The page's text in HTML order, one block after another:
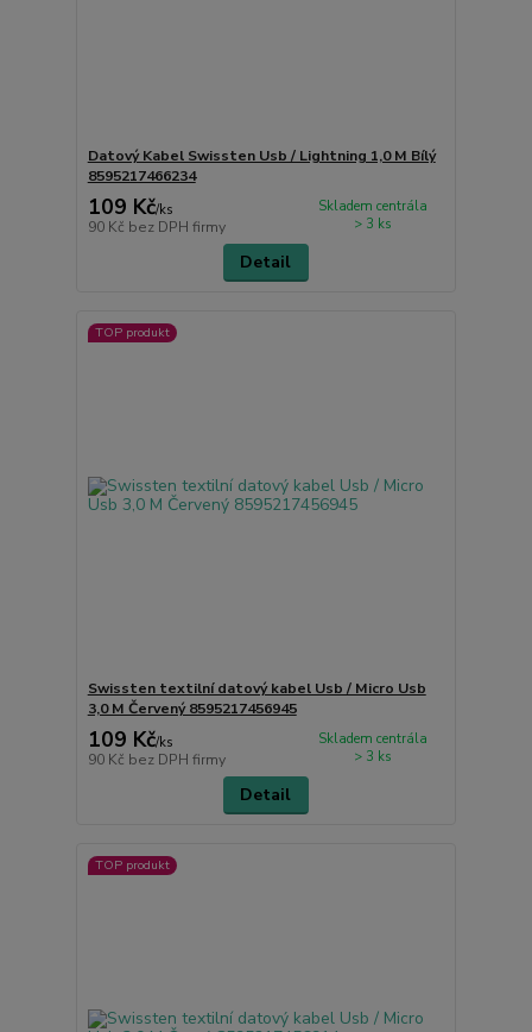
Datový Kabel Swissten Usb / Lightning 1,0 M Bílý
8595217466234
109 Kč/ks
90 Kč bez DPH firmy
Skladem centrála
> 3 ks
Detail
TOP produkt
Swissten textilní datový kabel Usb / Micro Usb
3,0 M Červený 8595217456945
109 Kč/ks
90 Kč bez DPH firmy
Skladem centrála
> 3 ks
Detail
TOP produkt